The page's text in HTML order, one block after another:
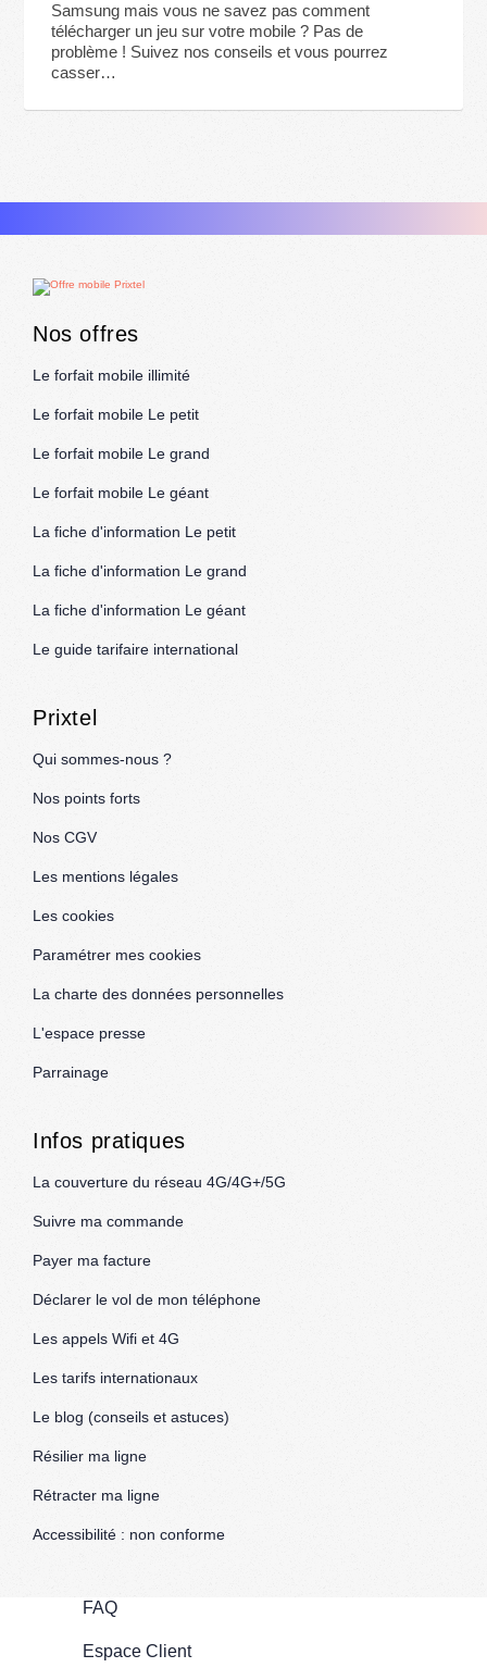
Samsung mais vous ne savez pas comment
télécharger un jeu sur votre mobile ? Pas de
problème ! Suivez nos conseils et vous pourrez
casser…
Nos offres
Le forfait mobile illimité
Le forfait mobile Le petit
Le forfait mobile Le grand
Le forfait mobile Le géant
La fiche d'information Le petit
La fiche d'information Le grand
La fiche d'information Le géant
Le guide tarifaire international
Prixtel
Qui sommes-nous ?
Nos points forts
Nos CGV
Les mentions légales
Les cookies
Paramétrer mes cookies
La charte des données personnelles
L'espace presse
Parrainage
Infos pratiques
La couverture du réseau 4G/4G+/5G
Suivre ma commande
Payer ma facture
Déclarer le vol de mon téléphone
Les appels Wifi et 4G
Les tarifs internationaux
Le blog (conseils et astuces)
Résilier ma ligne
Rétracter ma ligne
Accessibilité : non conforme
FAQ
Espace Client